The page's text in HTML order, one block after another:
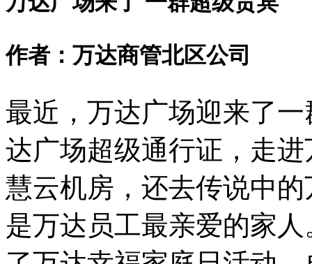
作者：万达商管北区公司
最近，万达广场迎来了一
达广场超级通行证，走
慧云机房，还去传说中
是万达员工最亲爱的家